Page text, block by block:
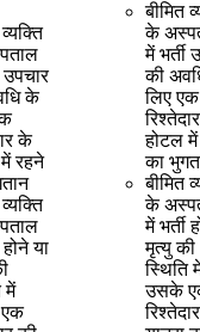
उपचार
के
के
रहने
होने या
में
बीमित
के
में भर्ती
की
लिए एक
होटल
का
बीमित
के
में भर्ती
मृत्यु की
स्थिति
उसके